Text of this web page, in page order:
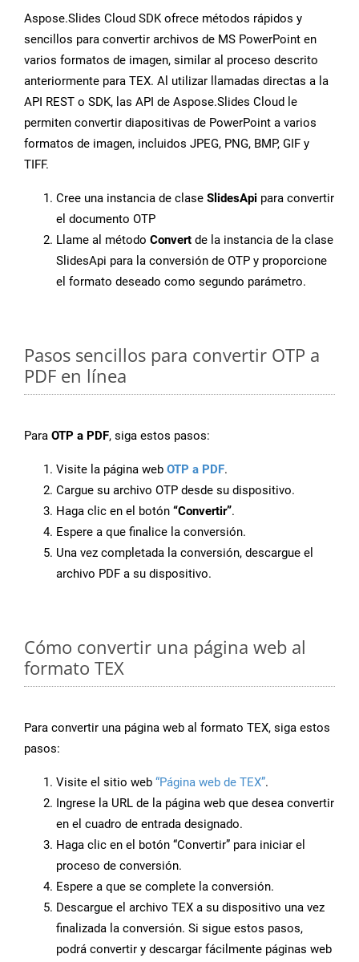
Aspose.Slides Cloud SDK ofrece métodos rápidos y
sencillos para convertir archivos de MS PowerPoint en
varios formatos de imagen, similar al proceso descrito
anteriormente para TEX. Al utilizar llamadas directas a la
API REST o SDK, las API de Aspose.Slides Cloud le
permiten convertir diapositivas de PowerPoint a varios
formatos de imagen, incluidos JPEG, PNG, BMP, GIF y
TIFF.
Cree una instancia de clase SlidesApi para convertir
el documento OTP
Llame al método Convert de la instancia de la clase
SlidesApi para la conversión de OTP y proporcione
el formato deseado como segundo parámetro.
Pasos sencillos para convertir OTP a
PDF en línea
Para OTP a PDF, siga estos pasos:
Visite la página web OTP a PDF.
Cargue su archivo OTP desde su dispositivo.
Haga clic en el botón “Convertir”.
Espere a que finalice la conversión.
Una vez completada la conversión, descargue el
archivo PDF a su dispositivo.
Cómo convertir una página web al
formato TEX
Para convertir una página web al formato TEX, siga estos
pasos:
Visite el sitio web “Página web de TEX”.
Ingrese la URL de la página web que desea convertir
en el cuadro de entrada designado.
Haga clic en el botón “Convertir” para iniciar el
proceso de conversión.
Espere a que se complete la conversión.
Descargue el archivo TEX a su dispositivo una vez
finalizada la conversión. Si sigue estos pasos,
podrá convertir y descargar fácilmente páginas web